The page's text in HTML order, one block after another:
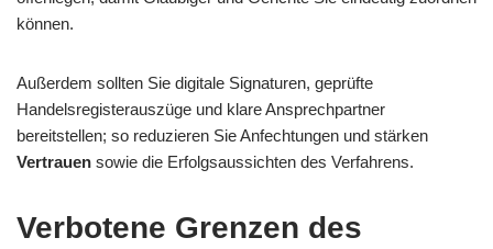
können.
Außerdem sollten Sie digitale Signaturen, geprüfte
Handelsregisterauszüge und klare Ansprechpartner
bereitstellen; so reduzieren Sie Anfechtungen und stärken
Vertrauen sowie die Erfolgsaussichten des Verfahrens.
Verbotene Grenzen des